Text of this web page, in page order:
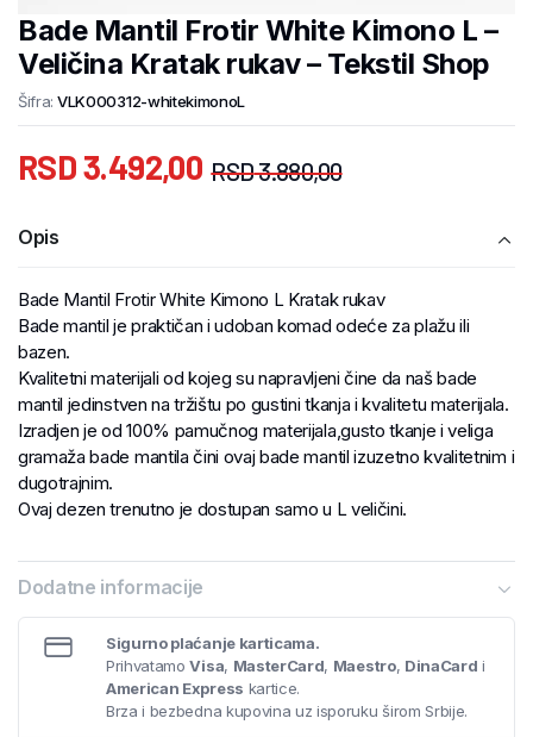
Bade Mantil Frotir White Kimono L –
Veličina Kratak rukav – Tekstil Shop
Šifra: VLK000312-whitekimonoL
RSD3.880,00
RSD3.492,00
Opis
Bade Mantil Frotir White Kimono L Kratak rukav
Bade mantil je praktičan i udoban komad odeće za plažu ili
bazen.
Kvalitetni materijali od kojeg su napravljeni čine da naš bade
mantil jedinstven na tržištu po gustini tkanja i kvalitetu materijala.
Izradjen je od 100% pamučnog materijala,gusto tkanje i veliga
gramaža bade mantila čini ovaj bade mantil izuzetno kvalitetnim i
dugotrajnim.
Ovaj dezen trenutno je dostupan samo u L veličini.
Dodatne informacije
Sigurno plaćanje karticama.
PrihvatamoVisa, MasterCard, Maestro, DinaCard i
American Express kartice.
Brza i bezbedna kupovina uz isporuku širom Srbije.